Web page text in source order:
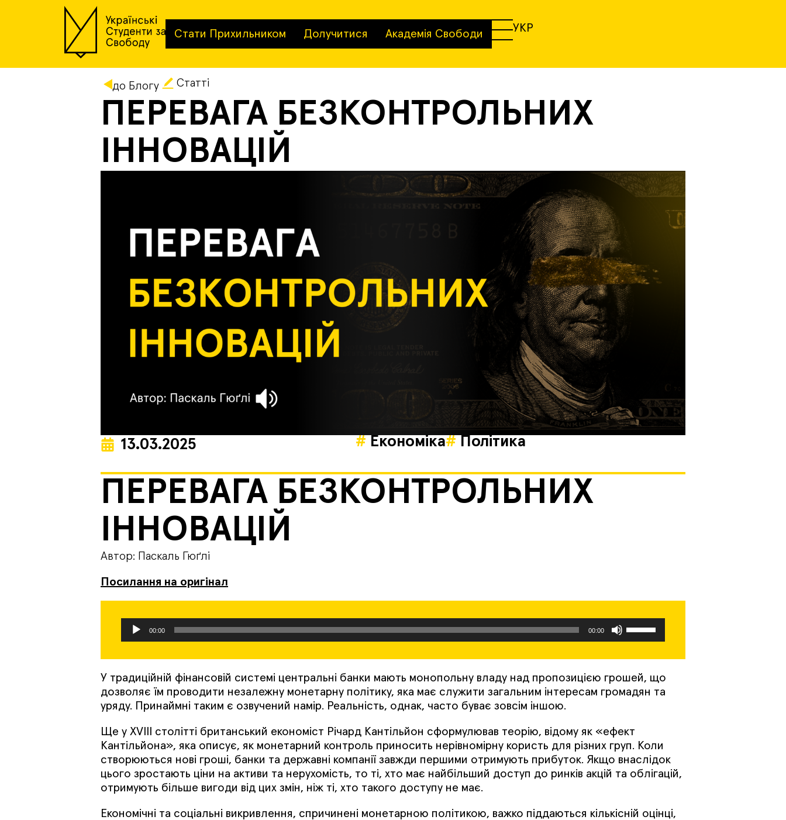
Стати Прихильником Долучитися Академія Свободи
УКР
до Блогу Статті
ПЕРЕВАГА БЕЗКОНТРОЛЬНИХ
ІННОВАЦІЙ
13.03.2025 Економіка Політика
ПЕРЕВАГА БЕЗКОНТРОЛЬНИХ
ІННОВАЦІЙ
Автор: Паскаль Гюґлі
Посилання на оригінал
00:00 00:00
Використовуйте
клавіші
зі
стрілками
Вгору/
збільшення
чи
зменшення
У традиційній фінансовій системі центральні банки мають монопольну владу над пропозицією грошей, що
дозволяє їм проводити незалежну монетарну політику, яка має служити загальним інтересам громадян та
уряду. Принаймні таким є озвучений намір. Реальність, однак, часто буває зовсім іншою.
Ще у XVIII столітті британський економіст Річард Кантільйон сформулював теорію, відому як «ефект
Кантільйона», яка описує, як монетарний контроль приносить нерівномірну користь для різних груп. Коли
створюються нові гроші, банки та державні компанії завжди першими отримують прибуток. Якщо внаслідок
цього зростають ціни на активи та нерухомість, то ті, хто має найбільший доступ до ринків акцій та облігацій,
отримують більше вигоди від цих змін, ніж ті, хто такого доступу не має.
Економічні та соціальні викривлення, спричинені монетарною політикою, важко піддаються кількісній оцінці,